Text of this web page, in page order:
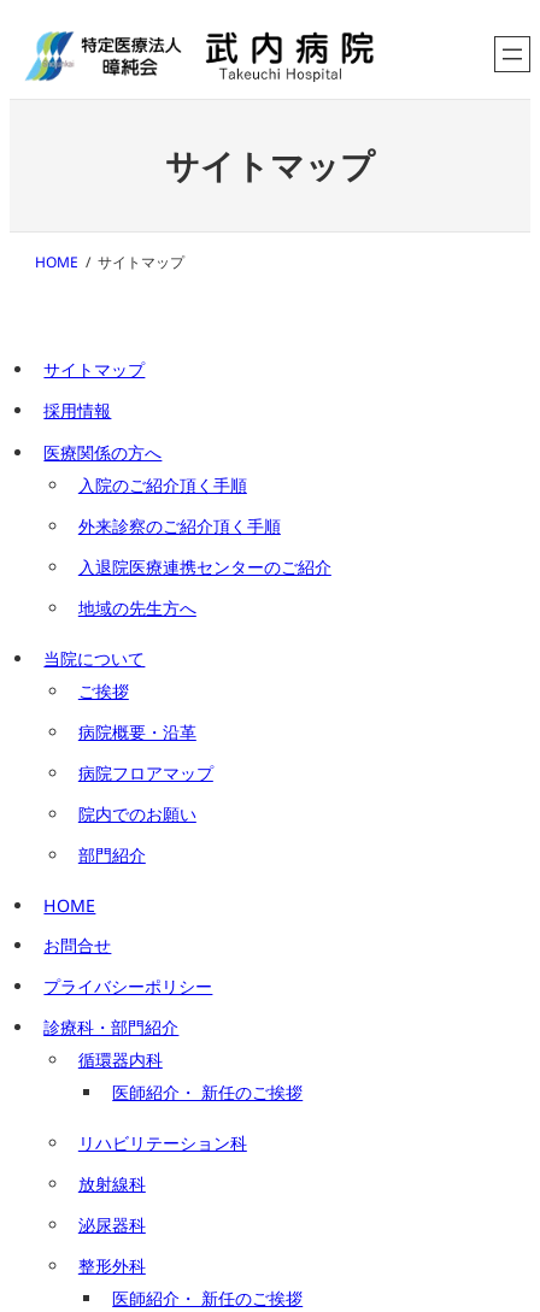
サイトマップ
HOME サイトマップ
サイトマップ
採用情報
医療関係の方へ
入院のご紹介頂く手順
外来診察のご紹介頂く手順
入退院医療連携センターのご紹介
地域の先生方へ
当院について
ご挨拶
病院概要・沿革
病院フロアマップ
院内でのお願い
部門紹介
HOME
お問合せ
プライバシーポリシー
診療科・部門紹介
循環器内科
医師紹介・ 新任のご挨拶
リハビリテーション科
放射線科
泌尿器科
整形外科
医師紹介・ 新任のご挨拶